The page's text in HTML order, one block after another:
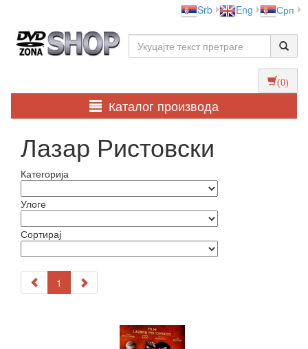
Srb Eng Срп
(0)
Каталог производа
Лазар Ристовски
Категорија
Улоге
Сортирај
1